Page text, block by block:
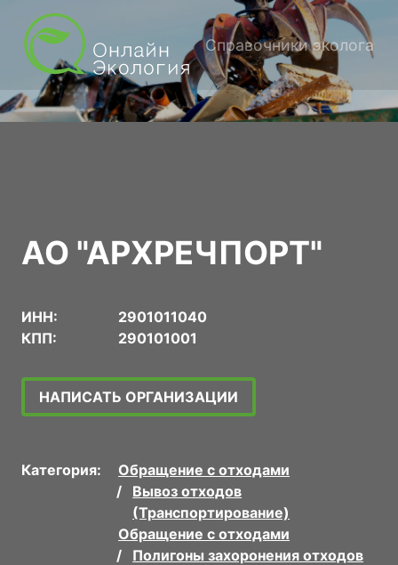
Справочники эколога
АО "АРХРЕЧПОРТ"
ИНН:
2901011040
КПП:
290101001
НАПИСАТЬ ОРГАНИЗАЦИИ
Категория:
Обращение с отходами
Вывоз отходов
(Транспортирование)
Обращение с отходами
Полигоны захоронения отходов